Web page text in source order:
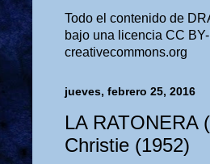
Todo el contenido de
bajo una licencia CC
creativecommons.org
jueves, febrero 25, 2016
LA RATONERA
Christie (1952)